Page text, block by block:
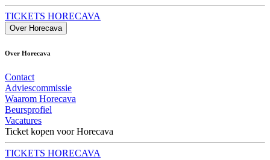
TICKETS HORECAVA
Over Horecava
Over Horecava
Contact
Adviescommissie
Waarom Horecava
Beursprofiel
Vacatures
Ticket kopen voor Horecava
TICKETS HORECAVA